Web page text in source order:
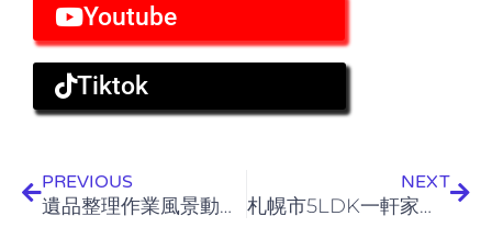
Youtube
Tiktok
PREVIOUS
遺品整理作業風景動画〈札幌市2DK市営団地〉
NEXT
札幌市5LDK一軒家遺品整理作業